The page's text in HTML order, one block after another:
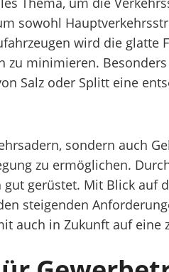
sowohl
wird die
minimieren.
Salz oder Splitt eine
sondern auch
zu ermöglichen.
gerüstet. Mit Blick auf
steigenden
auch in Zukunft auf eine